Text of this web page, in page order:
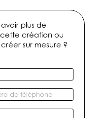
plus de
cette création ou
sur mesure ?